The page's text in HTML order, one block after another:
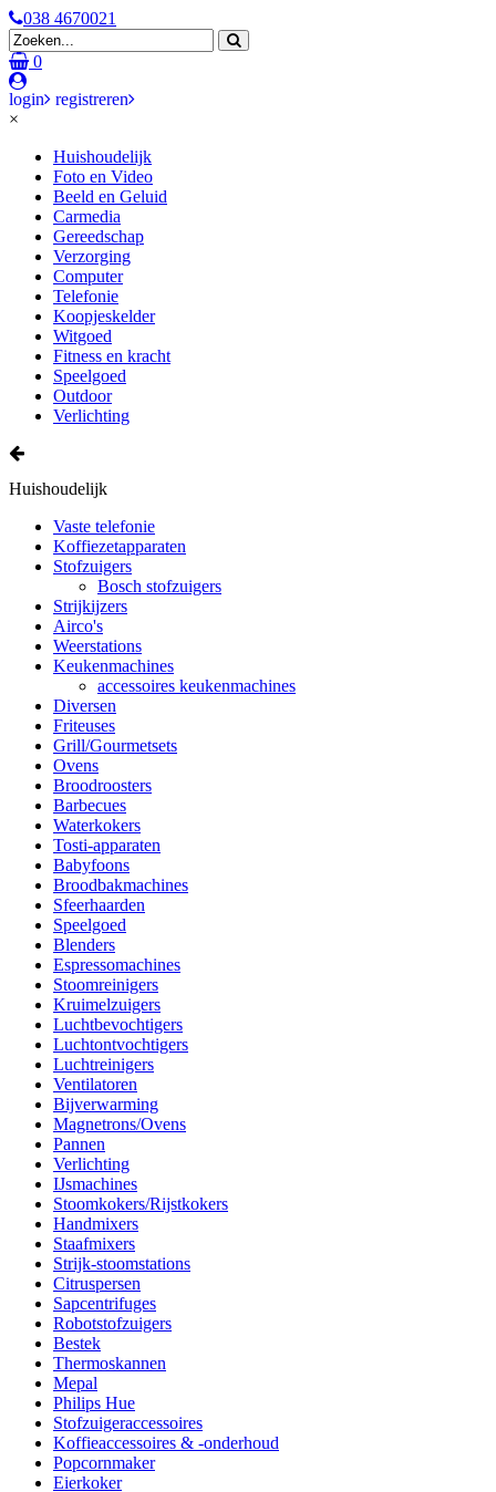
038 4670021
0
login
registreren
×
Huishoudelijk
Foto en Video
Beeld en Geluid
Carmedia
Gereedschap
Verzorging
Computer
Telefonie
Koopjeskelder
Witgoed
Fitness en kracht
Speelgoed
Outdoor
Verlichting
Huishoudelijk
Vaste telefonie
Koffiezetapparaten
Stofzuigers
Bosch stofzuigers
Strijkijzers
Airco's
Weerstations
Keukenmachines
accessoires keukenmachines
Diversen
Friteuses
Grill/Gourmetsets
Ovens
Broodroosters
Barbecues
Waterkokers
Tosti-apparaten
Babyfoons
Broodbakmachines
Sfeerhaarden
Speelgoed
Blenders
Espressomachines
Stoomreinigers
Kruimelzuigers
Luchtbevochtigers
Luchtontvochtigers
Luchtreinigers
Ventilatoren
Bijverwarming
Magnetrons/Ovens
Pannen
Verlichting
IJsmachines
Stoomkokers/Rijstkokers
Handmixers
Staafmixers
Strijk-stoomstations
Citruspersen
Sapcentrifuges
Robotstofzuigers
Bestek
Thermoskannen
Mepal
Philips Hue
Stofzuigeraccessoires
Koffieaccessoires & -onderhoud
Popcornmaker
Eierkoker